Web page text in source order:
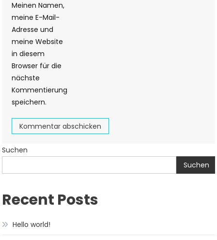
Meinen Namen,
meine E-Mail-
Adresse und
meine Website
in diesem
Browser für die
nächste
Kommentierung
speichern.
Suchen
Suchen
Recent Posts
Hello world!